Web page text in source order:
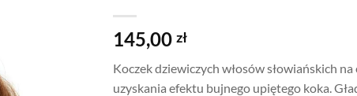
145,00 zł
Koczek dziewiczych włosów słowiańskich
uzyskania efektu bujnego upiętego koka.